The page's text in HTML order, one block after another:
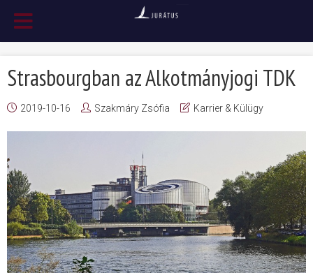
Strasbourgban az Alkotmányjogi TDK
2019-10-16 Szakmáry Zsófia Karrier & Külügy